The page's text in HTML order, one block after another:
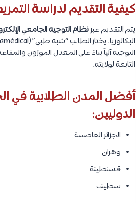
كيفية التقديم لدراسة
يتم التقديم عبرنظام التوجيه الجامعي
التوجيه آلياً بناءً على المعدل الموزون
التابعة لولايته.
أفضل المدن الطلابية في
الدوليين:
الجزائر العاصمة
وهران
قسنطينة
سطيف